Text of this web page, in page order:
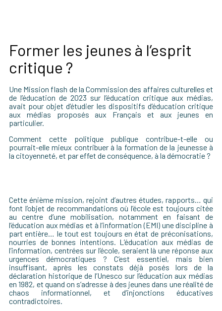
Former les jeunes à l’esprit
critique ?
Une Mission flash de la Commission des affaires culturelles et
de l’éducation de 2023 sur l’éducation critique aux médias,
avait pour objet d’étudier les dispositifs d’éducation critique
aux médias proposés aux Français et aux jeunes en
particulier.
Comment cette politique publique contribue-t-elle ou
pourrait-elle mieux contribuer à la formation de la jeunesse à
la citoyenneté, et par effet de conséquence, à la démocratie ?
Cette énième mission, rejoint d’autres études, rapports… qui
font l’objet de recommandations où l’école est toujours citée
au centre d’une mobilisation, notamment en faisant de
l’éducation aux médias et à l’information (EMI) une discipline à
part entière… le tout est toujours en état de préconisations,
nourries de bonnes intentions. L’éducation aux médias de
l’information, centrées sur l’école, seraient là une réponse aux
urgences démocratiques ? C’est essentiel, mais bien
insuffisant, après les constats déjà posés lors de la
déclaration historique de l’Unesco sur l’éducation aux médias
en 1982, et quand on s’adresse à des jeunes dans une réalité de
chaos informationnel, et d’injonctions éducatives
contradictoires.